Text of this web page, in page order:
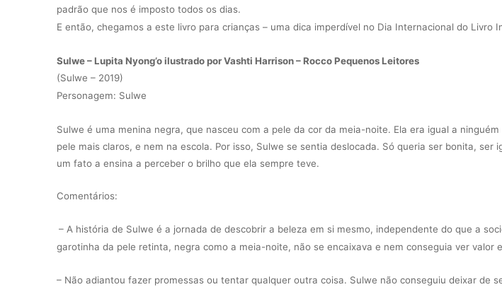
padrão que nos é imposto todos os dias.
E então, chegamos a este livro para crianças – uma dica imperdível no Dia Internacional do Livro
Sulwe – Lupita Nyong’o ilustrado por Vashti Harrison – Rocco Pequenos Leitores
(Sulwe – 2019)
Personagem: Sulwe
Sulwe é uma menina negra, que nasceu com a pele da cor da meia-noite. Ela era igual a
pele mais claros, e nem na escola. Por isso, Sulwe se sentia deslocada. Só queria ser bonita, ser
um fato a ensina a perceber o brilho que ela sempre teve.
Comentários:
– A história de Sulwe é a jornada de descobrir a beleza em si mesmo, independente do que a
garotinha da pele retinta, negra como a meia-noite, não se encaixava e nem conseguia ver valor
– Não adiantou fazer promessas ou tentar qualquer outra coisa. Sulwe não conseguiu deixar de